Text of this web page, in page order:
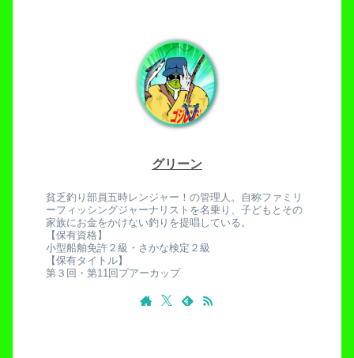
グリーン
貧乏釣り部員五時レンジャー！の管理人。自称ファミリ
ーフィッシングジャーナリストを名乗り、子どもとその
家族にお金をかけない釣りを提唱している。
【保有資格】
小型船舶免許２級・さかな検定２級
【保有タイトル】
第３回・第11回プアーカップ